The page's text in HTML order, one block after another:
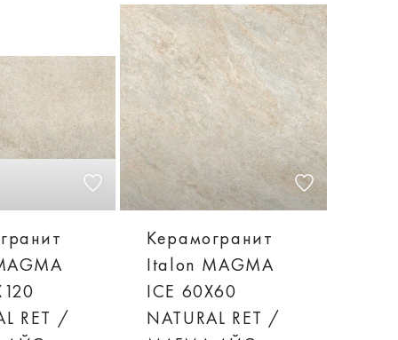
RET /
Керамогранит
Italon MAGMA
ICE 60X60
NATURAL RET /